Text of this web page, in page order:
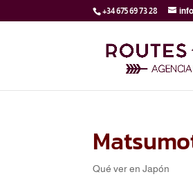
+34 675 69 73 28
Qué ver en Japón